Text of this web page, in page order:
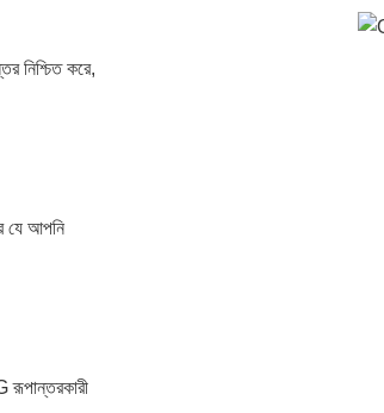
নিশ্চিত করে,
যে আপনি
রূপান্তরকারী